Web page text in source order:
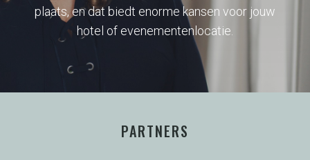
plaats, en dat biedt enorme kansen voor jouw
hotel of evenementenlocatie.
PARTNERS